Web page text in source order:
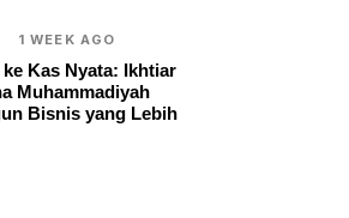
1 WEEK AGO
ke Kas Nyata: Ikhtiar
Muhammadiyah
Bisnis yang Lebih